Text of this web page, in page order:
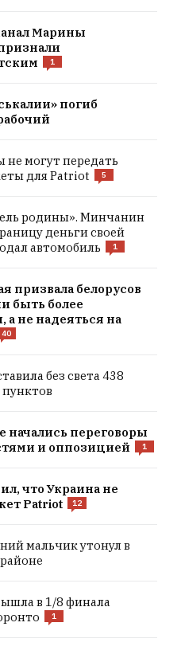
Марины
1
погиб
могут передать
для Patriot
5
родины». Минчанин
деньги своей
автомобиль
1
призвала белорусов
быть более
а не надеяться на
40
без света 438
начались переговоры
и оппозицией
1
что Украина не
Patriot
12
мальчик утонул в
в 1/8 финала
1